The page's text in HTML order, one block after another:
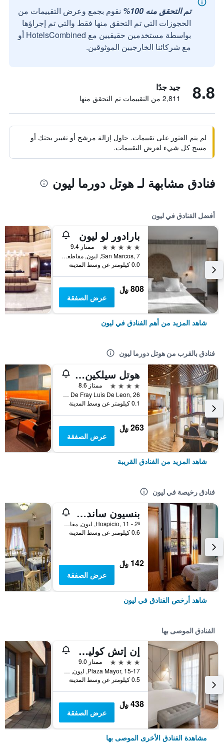
تم التحقق منه 100%
نقوم بجمع وعرض التقييمات من
الحجوزات التي تم التحقق منها فقط والتي تم إجراؤها
بواسطة مستخدمين حقيقيين مع HotelsCombined أو
مع شركائنا الخارجيين الموثوقين.
8.8 جيد جدًا
2,811 من التقييمات تم التحقق منها
لم يتم العثور على تقييمات. حاول إزالة مرشح أو تغيير بحثك أو
مسح كل شيء لعرض التقييمات.
فنادق مشابهة لـ هوتل دورما ليون
أفضل الفنادق في ليون
بارادور لو ليون
5 نجوم
ممتاز 9.4
San Marcos, 7, ليون, مقاطعة ليون, أسبانيا
0.0 كيلومتر عن وسط المدينة
808 ﷼
عرض الصفقة
شاهد المزيد من أهم الفنادق في ليون
فنادق بالقرب من هوتل دورما ليون
هوتل سيلكين لويس دي ليون
4 نجوم
ممتاز 8.6
Calle De Fray Luis De Leon, 26, ليون, مقاطعة ليون, أسبانيا
0.1 كيلومتر عن وسط المدينة
263 ﷼
عرض الصفقة
شاهد المزيد من الفنادق القريبة
فنادق رخيصة في ليون
بنسيون ساندوفال باي جايا رومز
Hospicio, 11 - 2º, ليون, مقاطعة ليون, أسبانيا
0.6 كيلومتر عن وسط المدينة
142 ﷼
عرض الصفقة
شاهد أرخص الفنادق في ليون
الفنادق الموصى بها
إن إتش كوليكشن ليون بلازا مايور
4 نجوم
ممتاز 9.0
Plaza Mayor, 15-17, ليون, مقاطعة ليون, أسبانيا
0.5 كيلومتر عن وسط المدينة
438 ﷼
عرض الصفقة
مشاهدة الفنادق الأخرى الموصى بها